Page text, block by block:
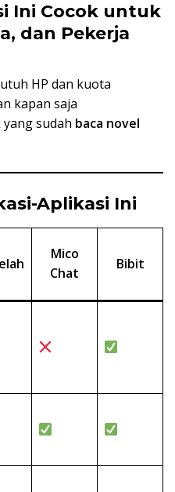
Ini Cocok untuk
dan Pekerja
HP dan kuota
kapan saja
yang sudah baca novel
Aplikasi Ini
Mico
Chat
Bibit